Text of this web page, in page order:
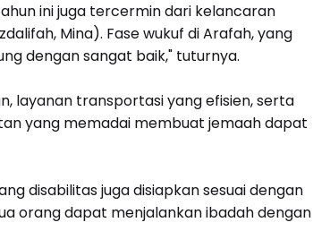
ini juga tercermin dari kelancaran
Mina). Fase wukuf di Arafah, yang
dengan sangat baik," tuturnya.
layanan transportasi yang efisien, serta
yang memadai membuat jemaah dapat
disabilitas juga disiapkan sesuai dengan
orang dapat menjalankan ibadah dengan